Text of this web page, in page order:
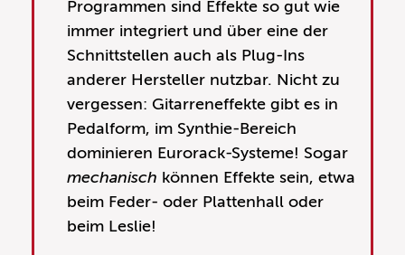
Programmen sind Effekte so gut wie
immer integriert und über eine der
Schnittstellen auch als Plug-Ins
anderer Hersteller nutzbar. Nicht zu
vergessen: Gitarreneffekte gibt es in
Pedalform, im Synthie-Bereich
dominieren Eurorack-Systeme! Sogar
mechanisch können Effekte sein, etwa
beim Feder- oder Plattenhall oder
beim Leslie!